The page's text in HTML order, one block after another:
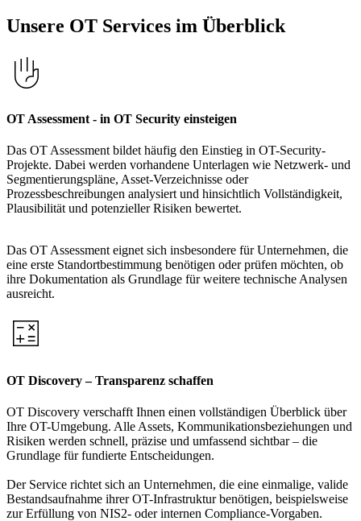
Unsere OT Services im Überblick
OT Assessment - in OT Security einsteigen
Das OT Assessment bildet häufig den Einstieg in OT-Security-
Projekte. Dabei werden vorhandene Unterlagen wie Netzwerk- und
Segmentierungspläne, Asset-Verzeichnisse oder
Prozessbeschreibungen analysiert und hinsichtlich Vollständigkeit,
Plausibilität und potenzieller Risiken bewertet.
Das OT Assessment eignet sich insbesondere für Unternehmen, die
eine erste Standortbestimmung benötigen oder prüfen möchten, ob
ihre Dokumentation als Grundlage für weitere technische Analysen
ausreicht.
OT Discovery – Transparenz schaffen
OT Discovery verschafft Ihnen einen vollständigen Überblick über
Ihre OT-Umgebung. Alle Assets, Kommunikationsbeziehungen und
Risiken werden schnell, präzise und umfassend sichtbar – die
Grundlage für fundierte Entscheidungen.
Der Service richtet sich an Unternehmen, die eine einmalige, valide
Bestandsaufnahme ihrer OT-Infrastruktur benötigen, beispielsweise
zur Erfüllung von NIS2- oder internen Compliance-Vorgaben.